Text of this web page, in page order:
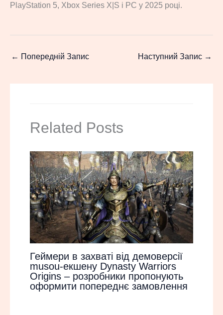
PlayStation 5, Xbox Series X|S і PC у 2025 році.
← Попередній Запис Наступний Запис →
Related Posts
Геймери в захваті від демоверсії
musou-екшену Dynasty Warriors
Origins – розробники пропонують
оформити попереднє замовлення